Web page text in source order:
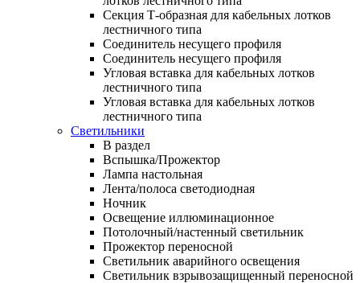
Секция Т-образная для кабельных лотков
лестничного типа
Соединитель несущего профиля
Соединитель несущего профиля
Угловая вставка для кабельных лотков
лестничного типа
Угловая вставка для кабельных лотков
лестничного типа
Светильники
В раздел
Вспышка/Прожектор
Лампа настольная
Лента/полоса светодиодная
Ночник
Освещение иллюминационное
Потолочный/настенный светильник
Прожектор переносной
Светильник аварийного освещения
Светильник взрывозащищенный переносной